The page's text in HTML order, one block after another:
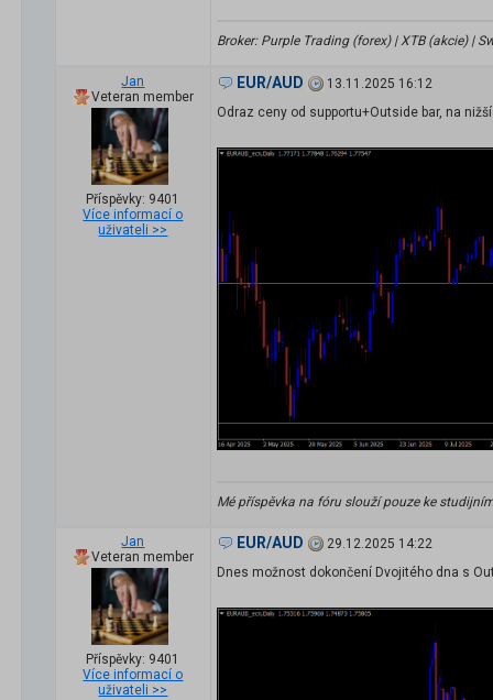
Broker: Purple Trading (forex) | XTB (akcie) |
Jan
Veteran member
Příspěvky: 9401
Více informací o
uživateli >>
EUR/AUD
13.11.2025 16:12
Odraz ceny od supportu+Outside bar, na
Mé příspěvka na fóru slouží pouze ke
Jan
Veteran member
Příspěvky: 9401
Více informací o
uživateli >>
EUR/AUD
29.12.2025 14:22
Dnes možnost dokončení Dvojitého dna s